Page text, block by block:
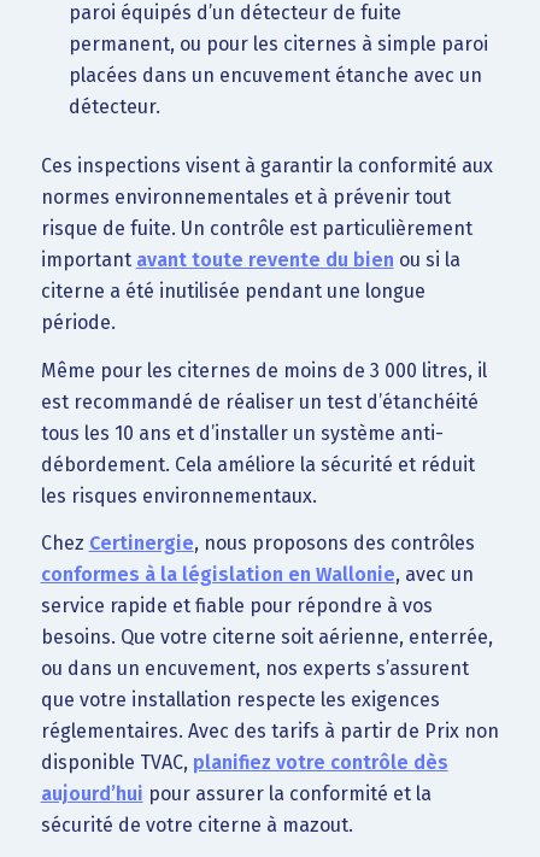
paroi équipés d’un détecteur de fuite
permanent, ou pour les citernes à simple paroi
placées dans un encuvement étanche avec un
détecteur.
Ces inspections visent à garantir la conformité aux
normes environnementales et à prévenir tout
risque de fuite. Un contrôle est particulièrement
important avant toute revente du bien ou si la
citerne a été inutilisée pendant une longue
période.
Même pour les citernes de moins de 3 000 litres, il
est recommandé de réaliser un test d’étanchéité
tous les 10 ans et d’installer un système anti-
débordement. Cela améliore la sécurité et réduit
les risques environnementaux.
Chez Certinergie, nous proposons des contrôles
conformes à la législation en Wallonie, avec un
service rapide et fiable pour répondre à vos
besoins. Que votre citerne soit aérienne, enterrée,
ou dans un encuvement, nos experts s’assurent
que votre installation respecte les exigences
réglementaires. Avec des tarifs à partir de Prix non
disponible TVAC, planifiez votre contrôle dès
aujourd’hui pour assurer la conformité et la
sécurité de votre citerne à mazout.